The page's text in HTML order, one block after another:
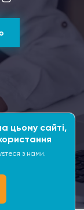
цьому сайті,
з нами.